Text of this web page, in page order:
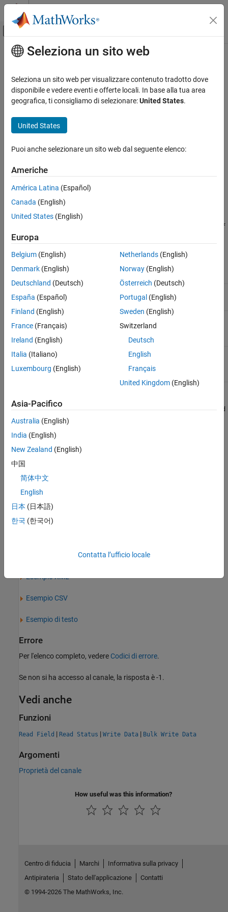
Vai al contenuto
Attiva/disattiva menu di navigazione
Pagina iniziale della documentazione
ThingSpeak
Leggi i dati dal canale
ThingSpeak
API REST
Read Last Field Entry Age
IN QUESTA PAGINA
Contenuto principale
Questa pagina è stata tradotta con la traduzione automatica. Fai
Read Last Field Entry Age
Leggi il numero di secondi dall'ultima voce nel campo con HTTP
GET
Richiesta
Metodo HTTP
GET
<f
ield_id>
Parametri URL
Nome
<format>
(Obbligatorio) Formato per la risposta HTTP,
https://api.thingspeak.com/channels/266256/fields/2/last_d
ata_age.json
Parametri della stringa di query
Non ci sono parametri disponibili per questa richiesta.
Risposta
Successo
Codice di stato HTTP
200 OK
Esempio XML
Esempio CSV
Esempio di testo
Errore
Per l'elenco completo, vedere Codici di errore.
Se non si ha accesso al canale, la risposta è -1.
Vedi anche
Funzioni
Read Field | Read Status | Write Data | Bulk Write Data
Argomenti
Proprietà del canale
How useful was this information?
Seleziona un sito web
Seleziona un sito web per visualizzare contenuto tradotto dove
disponibile e vedere eventi e offerte locali. In base alla tua area
geografica, ti consigliamo di selezionare:United States.
United States
Puoi anche selezionare un sito web dal seguente elenco:
Americhe
América Latina (Español)
Canada (English)
United States (English)
Europa
Belgium (English)
Denmark (English)
Deutschland (Deutsch)
España (Español)
Finland (English)
France (Français)
Ireland (English)
Italia (Italiano)
Luxembourg (English)
Netherlands(English)
Norway(English)
Österreich (Deutsch)
Portugal (English)
Sweden (English)
Switzerland
Deutsch
English
Français
United Kingdom(English)
Asia-Pacifico
Australia (English)
India (English)
New Zealand (English)
中国
简体中文
English
日本 (日本語)
한국 (한국어)
Contatta l’ufficio locale
Centro di fiducia Marchi
Informativa sulla privacy
Antipirateria
Stato dell'applicazione
Contatti
© 1994-2026 The MathWorks, Inc.